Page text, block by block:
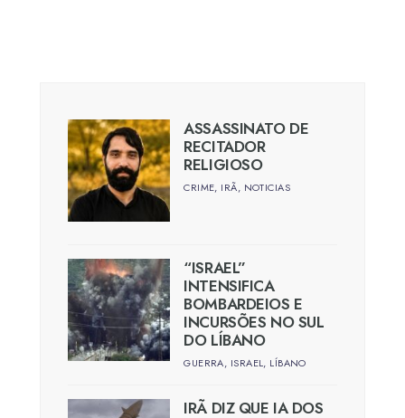
ASSASSINATO DE
RECITADOR
RELIGIOSO
CRIME, IRÃ, NOTICIAS
“ISRAEL”
INTENSIFICA
BOMBARDEIOS E
INCURSÕES NO SUL
DO LÍBANO
GUERRA, ISRAEL, LÍBANO
IRÃ DIZ QUE IA DOS